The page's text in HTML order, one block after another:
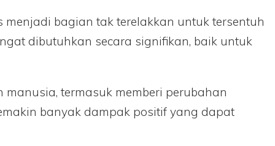
bagian tak terelakkan untuk tersentuh
dibutuhkan secara signifikan, baik untuk
termasuk memberi perubahan
banyak dampak positif yang dapat